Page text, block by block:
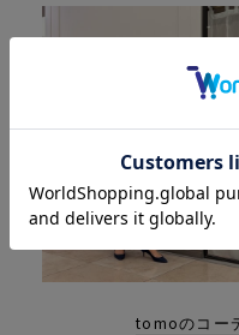
tomoのコー